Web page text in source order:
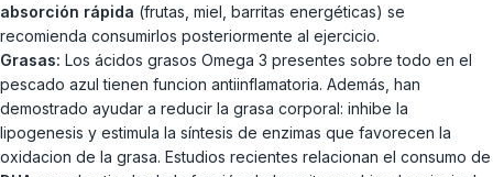
absorción rápida (frutas, miel, barritas energéticas) se
recomienda consumirlos posteriormente al ejercicio.
Grasas: Los ácidos grasos Omega 3 presentes sobre todo en el
pescado azul tienen funcion antiinflamatoria. Además, han
demostrado ayudar a reducir la grasa corporal: inhibe la
lipogenesis y estimula la síntesis de enzimas que favorecen la
oxidacion de la grasa. Estudios recientes relacionan el consumo de